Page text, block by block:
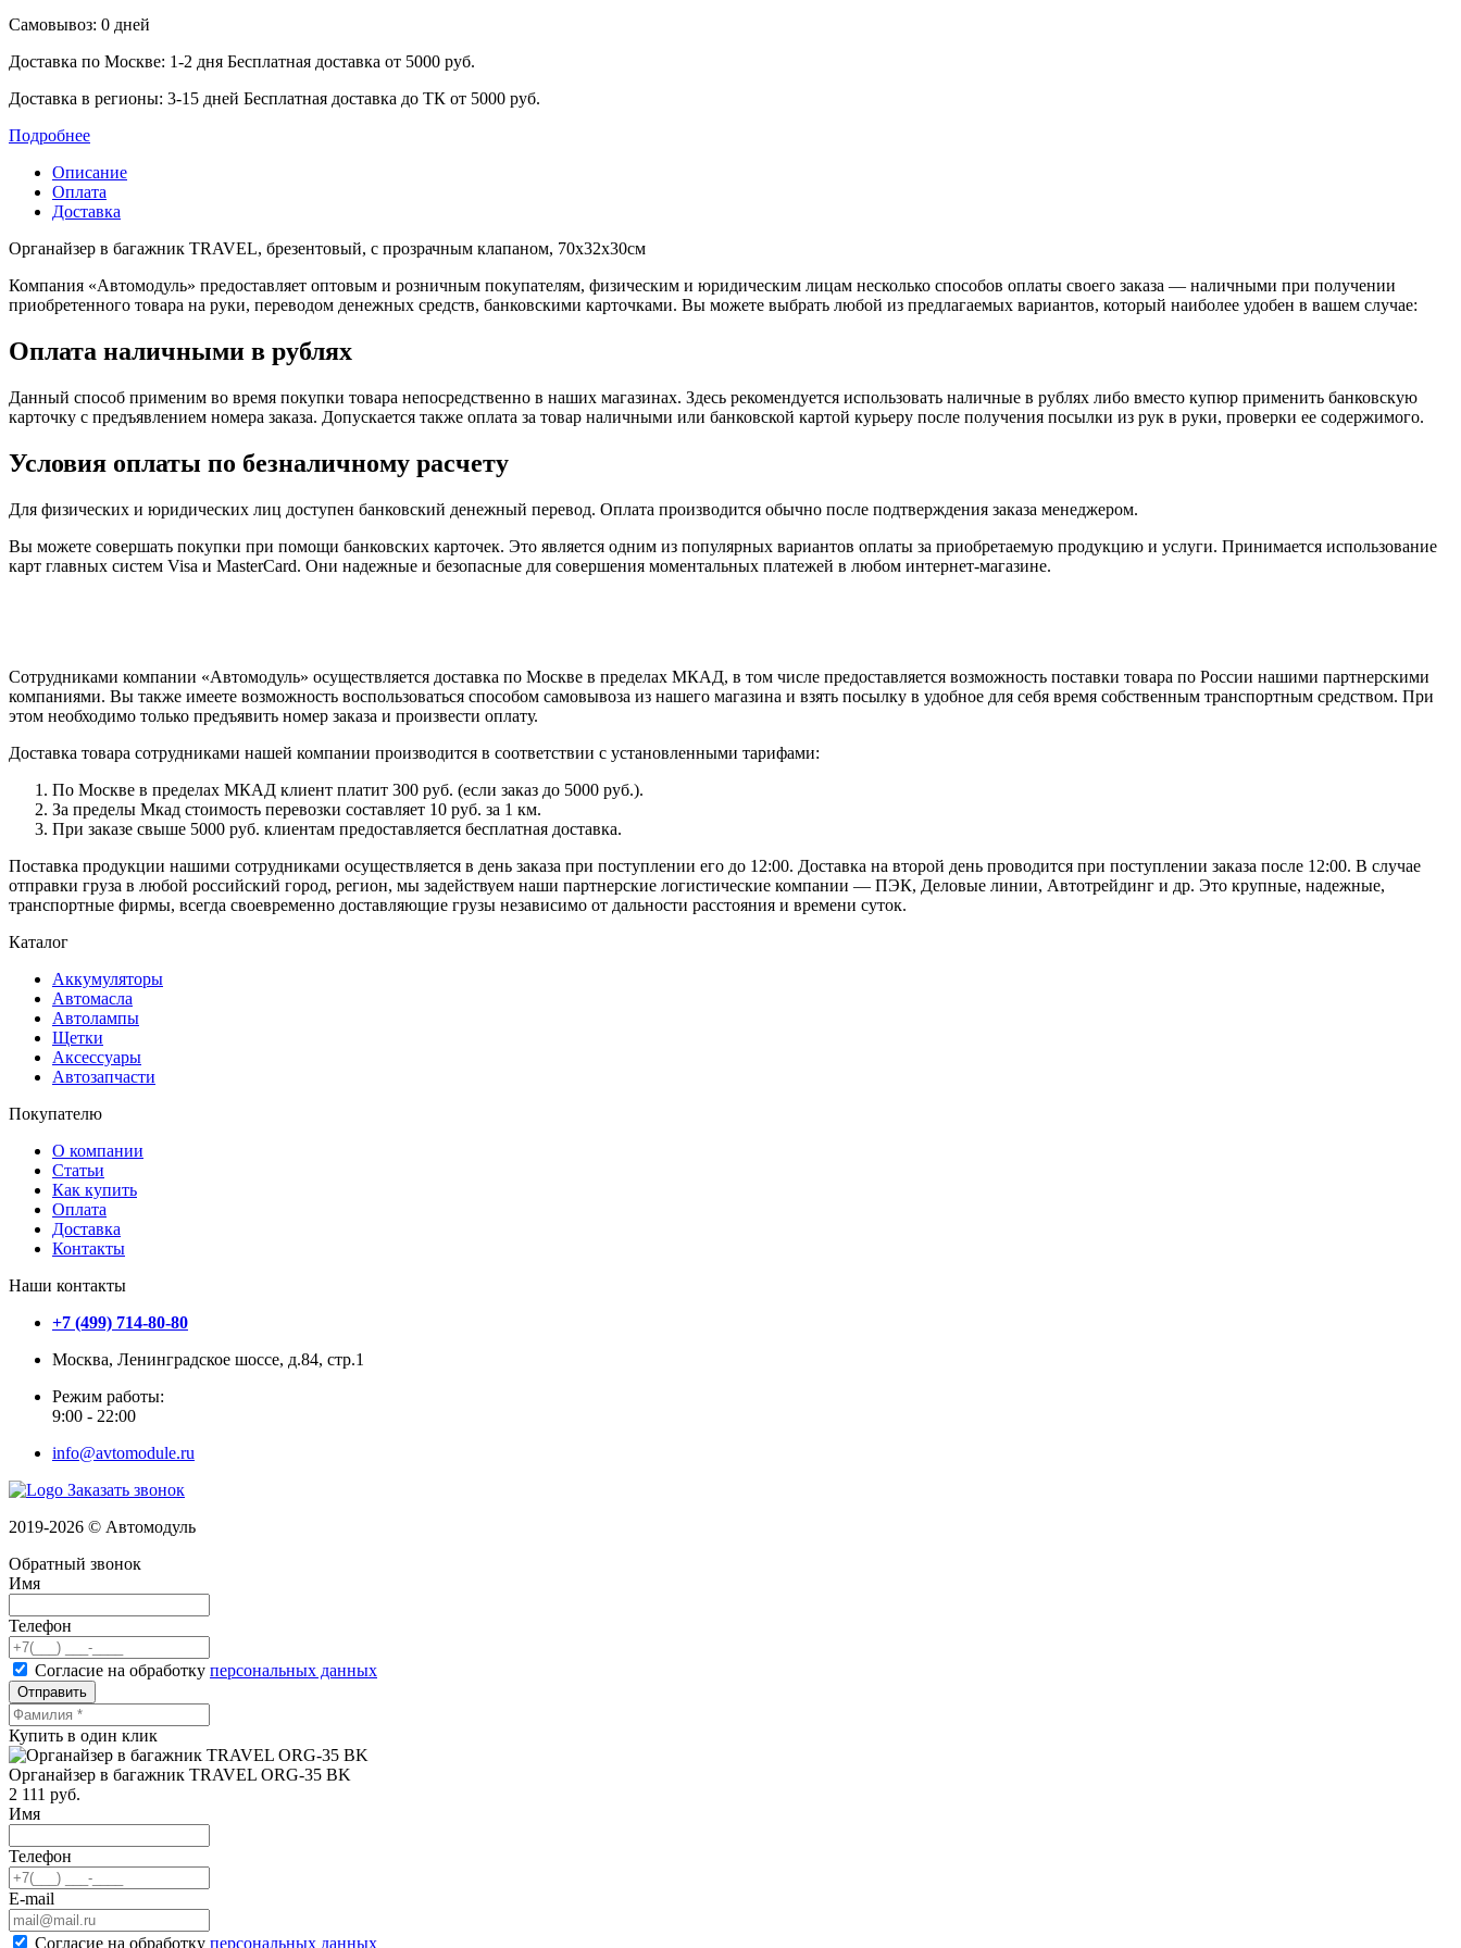
Самовывоз: 0 дней
Доставка по Москве: 1-2 дня Бесплатная доставка от 5000 руб.
Доставка в регионы: 3-15 дней Бесплатная доставка до ТК от 5000 руб.
Подробнее
Описание
Оплата
Доставка
Органайзер в багажник TRAVEL, брезентовый, с прозрачным клапаном, 70х32х30см
Компания «Автомодуль» предоставляет оптовым и розничным покупателям, физическим и юридическим лицам несколько способов оплаты своего заказа — наличными при получении
приобретенного товара на руки, переводом денежных средств, банковскими карточками. Вы можете выбрать любой из предлагаемых вариантов, который наиболее удобен в вашем случае:
Оплата наличными в рублях
Данный способ применим во время покупки товара непосредственно в наших магазинах. Здесь рекомендуется использовать наличные в рублях либо вместо купюр применить банковскую
карточку с предъявлением номера заказа. Допускается также оплата за товар наличными или банковской картой курьеру после получения посылки из рук в руки, проверки ее содержимого.
Условия оплаты по безналичному расчету
Для физических и юридических лиц доступен банковский денежный перевод. Оплата производится обычно после подтверждения заказа менеджером.
Вы можете совершать покупки при помощи банковских карточек. Это является одним из популярных вариантов оплаты за приобретаемую продукцию и услуги. Принимается использование
карт главных систем Visa и MasterCard. Они надежные и безопасные для совершения моментальных платежей в любом интернет-магазине.
Сотрудниками компании «Автомодуль» осуществляется доставка по Москве в пределах МКАД, в том числе предоставляется возможность поставки товара по России нашими партнерскими
компаниями. Вы также имеете возможность воспользоваться способом самовывоза из нашего магазина и взять посылку в удобное для себя время собственным транспортным средством. При
этом необходимо только предъявить номер заказа и произвести оплату.
Доставка товара сотрудниками нашей компании производится в соответствии с установленными тарифами:
По Москве в пределах МКАД клиент платит 300 руб. (если заказ до 5000 руб.).
За пределы Мкад стоимость перевозки составляет 10 руб. за 1 км.
При заказе свыше 5000 руб. клиентам предоставляется бесплатная доставка.
Поставка продукции нашими сотрудниками осуществляется в день заказа при поступлении его до 12:00. Доставка на второй день проводится при поступлении заказа после 12:00. В случае
отправки груза в любой российский город, регион, мы задействуем наши партнерские логистические компании — ПЭК, Деловые линии, Автотрейдинг и др. Это крупные, надежные,
транспортные фирмы, всегда своевременно доставляющие грузы независимо от дальности расстояния и времени суток.
Каталог
Аккумуляторы
Автомасла
Автолампы
Щетки
Аксессуары
Автозапчасти
Покупателю
О компании
Статьи
Как купить
Оплата
Доставка
Контакты
Наши контакты
+7 (499) 714-80-80
Москва, Ленинградское шоссе, д.84, стр.1
Режим работы:
9:00 - 22:00
info@avtomodule.ru
Заказать звонок
2019-2026 © Автомодуль
Обратный звонок
Имя
Телефон
Согласие на обработку персональных данных
Отправить
Купить в один клик
Органайзер в багажник TRAVEL ORG-35 BK
2 111 руб.
Имя
Телефон
E-mail
Согласие на обработку персональных данных